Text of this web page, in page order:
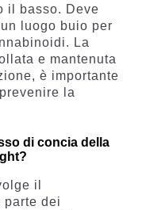
il basso. Deve
luogo buio per
La
e mantenuta
è importante
la
di concia della
il
dei